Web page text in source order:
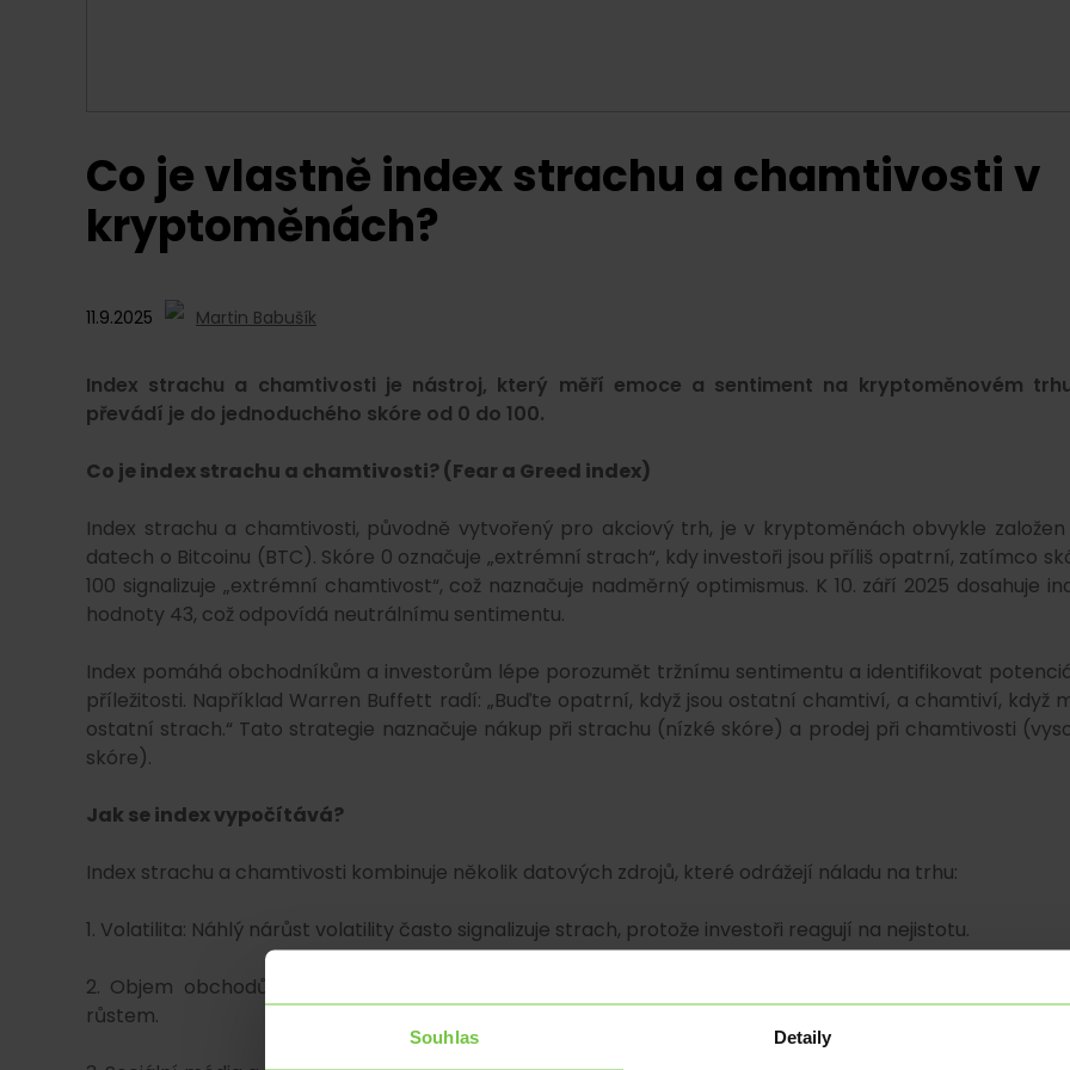
Souhlas Detaily
Co je vlastně index strachu a chamtivosti v
kryptoměnách?
11.9.2025 Martin Babušík
Index strachu a chamtivosti je nástroj, který měří emoce a sentiment na kryptoměnovém
převádí je do jednoduchého skóre od 0 do 100.
Co je index strachu a chamtivosti? (Fear a Greed index)
Index strachu a chamtivosti, původně vytvořený pro akciový trh, je v kryptoměnách obvykle založen
datech o Bitcoinu (BTC). Skóre 0 označuje „extrémní strach“, kdy investoři jsou příliš opatrní, zatímco
100 signalizuje „extrémní chamtivost“, což naznačuje nadměrný optimismus. K 10. září 2025 dosahuje
hodnoty 43, což odpovídá neutrálnímu sentimentu.
Index pomáhá obchodníkům a investorům lépe porozumět tržnímu sentimentu a identifikovat
příležitosti. Například Warren Buffett radí: „Buďte opatrní, když jsou ostatní chamtiví, a chamtiví, když
ostatní strach.“ Tato strategie naznačuje nákup při strachu (nízké skóre) a prodej při chamtivosti
skóre).
Jak se index vypočítává?
Index strachu a chamtivosti kombinuje několik datových zdrojů, které odrážejí náladu na trhu:
1. Volatilita: Náhlý nárůst volatility často signalizuje strach, protože investoři reagují na nejistotu.
2. Objem obchodů: Vysoké nákupní objemy mohou naznačovat chamtivost, když investoři spěchají
růstem.